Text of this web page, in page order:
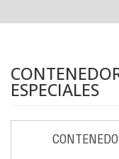
ESPECIALES